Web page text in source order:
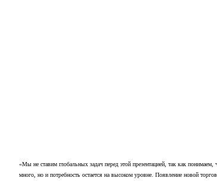
«Мы не ставим глобальных задач перед этой презентацией, так как
много, но и потребность остается на высоком уровне. Появление новой